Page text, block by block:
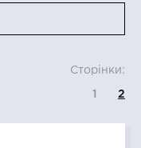
Сторінки:
2